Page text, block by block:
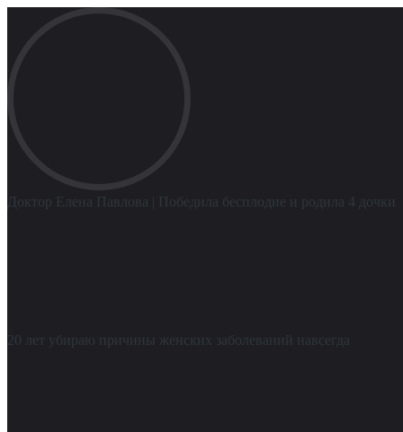
Доктор Елена Павлова | Победила бесплодие и родила 4 дочки
20 лет убираю причины женских заболеваний навсегда